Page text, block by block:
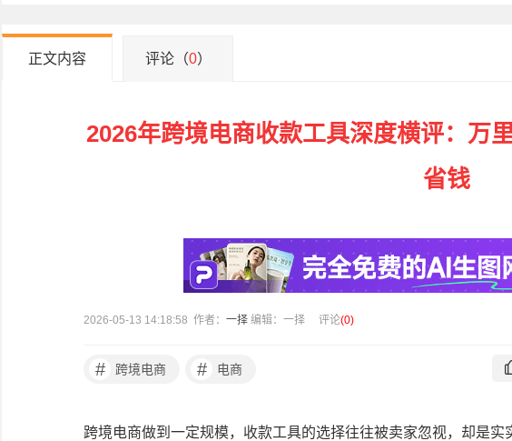
正文内容 评论（0）
2026年跨境电商收款工具深度横评：万
省钱
2026-05-13 14:18:58 作者： 一择 编辑：一择 评论(0)
# 跨境电商 # 电商
跨境电商做到一定规模，收款工具的选择往往被卖家忽视，却是实